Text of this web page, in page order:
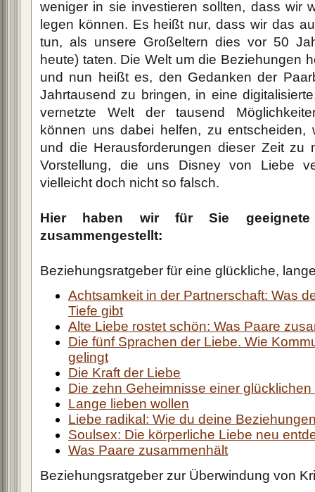
weniger in sie investieren sollten, dass wir
legen können. Es heißt nur, dass wir das
tun, als unsere Großeltern dies vor 50
heute) taten. Die Welt um die Beziehungen
und nun heißt es, den Gedanken der
Jahrtausend zu bringen, in eine
vernetzte Welt der tausend
können uns dabei helfen, zu entscheiden,
und die Herausforderungen dieser Zeit zu
Vorstellung, die uns Disney von Liebe
vielleicht doch nicht so falsch.
Hier haben wir für Sie geeignete
zusammengestellt:
Beziehungsratgeber für eine glückliche,
Achtsamkeit in der Partnerschaft: Was
Tiefe gibt
Alte Liebe rostet schön: Was Paare
Die fünf Sprachen der Liebe. Wie
gelingt
Die Kraft der Liebe
Die zehn Geheimnisse einer glücklichen
Lange lieben wollen
Liebe radikal: Wie du deine
Soulsex: Die körperliche Liebe neu
Was Paare zusammenhält
Beziehungsratgeber zur Überwindung von